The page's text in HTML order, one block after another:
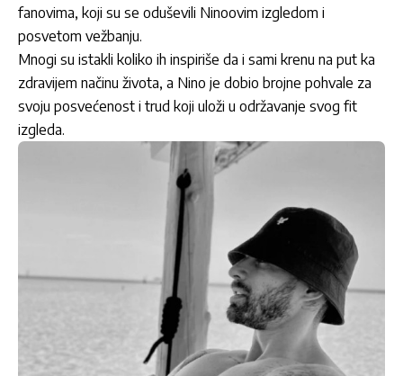
fanovima, koji su se oduševili Ninoovim izgledom i
posvetom vežbanju.
Mnogi su istakli koliko ih inspiriše da i sami krenu na put ka
zdravijem načinu života, a Nino je dobio brojne pohvale za
svoju posvećenost i trud koji uloži u održavanje svog fit
izgleda.